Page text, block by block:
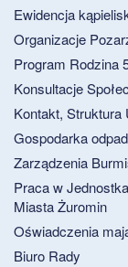
Ewidencja
Organizacje
Program Rodzina
Konsultacje
Kontakt,
Gospodarka
Zarządzenia
Praca w
Miasta Żuromin
Oświadczenia
Biuro Rady